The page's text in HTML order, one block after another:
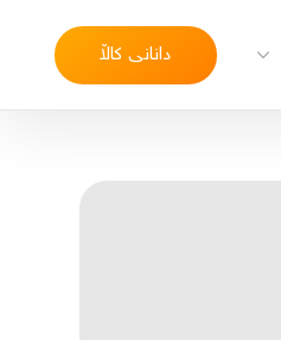
دانانی کاڵا